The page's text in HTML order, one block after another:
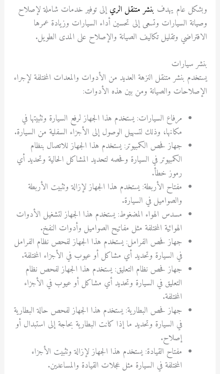
وبشكل عام يهدف بنشر متنقل الريإلى توفير خدمات شاملة لإصلاح
وصيانة السيارات وتسعى إلى تحسين أداء السيارات وزيادة عمرها
الافتراضي وتقليل تكاليف الصيانة والإصلاح على المدى الطويل.
بنشر سيارات
يستخدم بنشر متنقل النزهة العديد من الأدوات والمعدات المختلفة لإجراء
الإصلاحات والصيانة ومن بين هذه الأدوات:
مرفاع السيارات: يستخدم هذا الجهاز لرفع السيارة وتثبيتها في
مكانها، وذلك لتسهيل الوصول إلى الأجزاء السفلية من السيارة.
جهاز فحص الكمبيوتر: يستخدم هذا الجهاز للاتصال بنظام
الكمبيوتر في السيارة وفحصه لتحديد المشاكل الحالية وتحديد أي
رموز خطأ.
مفتاح الأربطة: يستخدم هذا الجهاز لإزالة وتثبيت الأربطة
والصواميل في السيارة.
مسدس الهواء المضغوط: يستخدم هذا الجهاز لتشغيل الأدوات
الهوائية المختلفة مثل مفاتيح الصواميل وأدوات النفخ.
جهاز فحص الفرامل: يستخدم هذا الجهاز لفحص نظام الفرامل
في السيارة وتحديد أي مشاكل أو عيوب في الأجزاء المختلفة.
جهاز فحص نظام التعليق: يستخدم هذا الجهاز لفحص نظام
التعليق في السيارة وتحديد أي مشاكل أو عيوب في الأجزاء
المختلفة.
جهاز فحص البطارية: يستخدم هذا الجهاز لفحص حالة البطارية
في السيارة وتحديد ما إذا كانت البطارية بحاجة إلى استبدال أو
إصلاح.
مفتاح القيادة: يستخدم هذا الجهاز لإزالة وتثبيت الأجزاء
المختلفة في السيارة مثل عجلات القيادة والمساعدين.